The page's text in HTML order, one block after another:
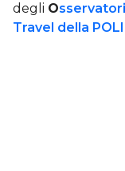
degli O
Travel della